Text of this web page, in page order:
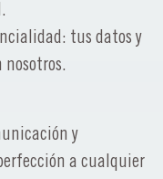
tus datos y
nosotros.
y
a cualquier